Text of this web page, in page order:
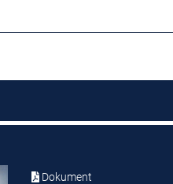
Dokument